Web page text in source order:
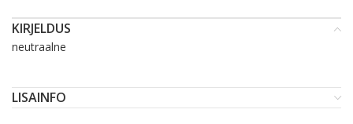
KIRJELDUS
neutraalne
LISAINFO